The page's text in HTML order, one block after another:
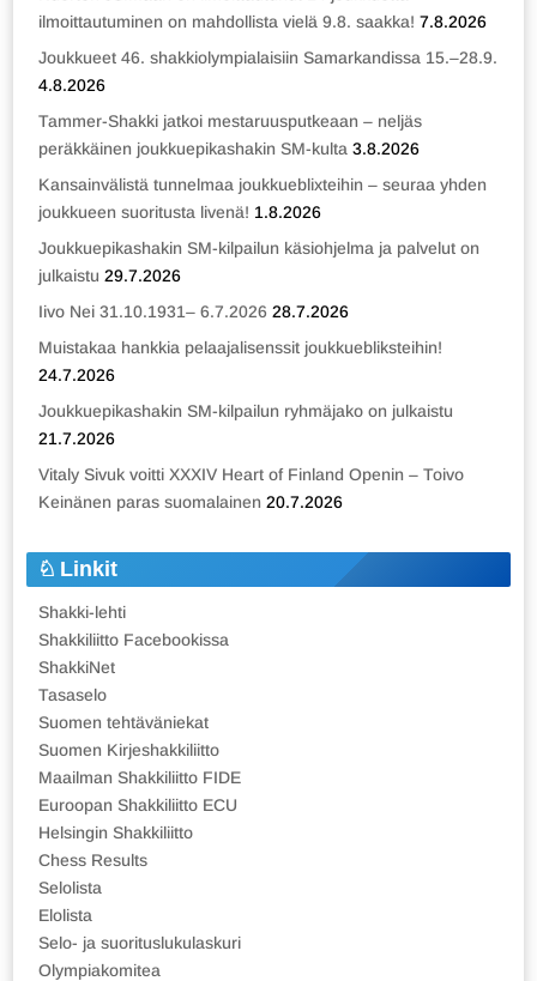
ilmoittautuminen on mahdollista vielä 9.8. saakka! 7.8.2026
Joukkueet 46. shakkiolympialaisiin Samarkandissa 15.–28.9.
4.8.2026
Tammer-Shakki jatkoi mestaruusputkeaan – neljäs
peräkkäinen joukkuepikashakin SM-kulta 3.8.2026
Kansainvälistä tunnelmaa joukkueblixteihin – seuraa yhden
joukkueen suoritusta livenä! 1.8.2026
Joukkuepikashakin SM-kilpailun käsiohjelma ja palvelut on
julkaistu 29.7.2026
Iivo Nei 31.10.1931– 6.7.2026 28.7.2026
Muistakaa hankkia pelaajalisenssit joukkuebliksteihin!
24.7.2026
Joukkuepikashakin SM-kilpailun ryhmäjako on julkaistu
21.7.2026
Vitaly Sivuk voitti XXXIV Heart of Finland Openin – Toivo
Keinänen paras suomalainen 20.7.2026
Linkit
Shakki-lehti
Shakkiliitto Facebookissa
ShakkiNet
Tasaselo
Suomen tehtäväniekat
Suomen Kirjeshakkiliitto
Maailman Shakkiliitto FIDE
Euroopan Shakkiliitto ECU
Helsingin Shakkiliitto
Chess Results
Selolista
Elolista
Selo- ja suorituslukulaskuri
Olympiakomitea